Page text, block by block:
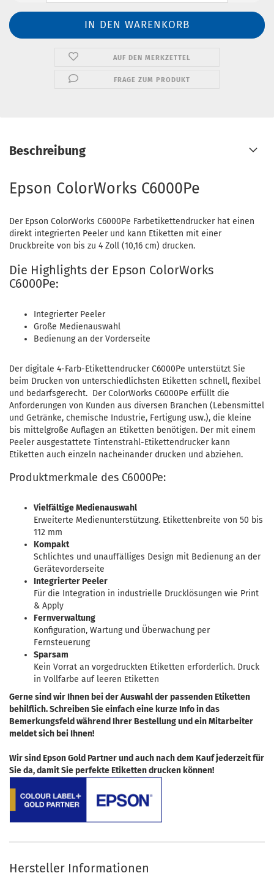
AUF DEN MERKZETTEL
FRAGE ZUM PRODUKT
Beschreibung
Epson ColorWorks C6000Pe
Der Epson ColorWorks C6000Pe Farbetikettendrucker hat einen
direkt integrierten Peeler und kann Etiketten mit einer
Druckbreite von bis zu 4 Zoll (10,16 cm) drucken.
Die Highlights der Epson ColorWorks
C6000Pe:
Integrierter Peeler
Große Medienauswahl
Bedienung an der Vorderseite
Der digitale 4-Farb-Etikettendrucker C6000Pe unterstützt Sie
beim Drucken von unterschiedlichsten Etiketten schnell, flexibel
und bedarfsgerecht. Der ColorWorks C6000Pe erfüllt die
Anforderungen von Kunden aus diversen Branchen (Lebensmittel
und Getränke, chemische Industrie, Fertigung usw.), die kleine
bis mittelgroße Auflagen an Etiketten benötigen. Der mit einem
Peeler ausgestattete Tintenstrahl-Etikettendrucker kann
Etiketten auch einzeln nacheinander drucken und abziehen.
Produktmerkmale des C6000Pe:
Vielfältige Medienauswahl
Erweiterte Medienunterstützung. Etikettenbreite von 50 bis
112 mm
Kompakt
Schlichtes und unauffälliges Design mit Bedienung an der
Gerätevorderseite
Integrierter Peeler
Für die Integration in industrielle Drucklösungen wie Print
& Apply
Fernverwaltung
Konfiguration, Wartung und Überwachung per
Fernsteuerung
Sparsam
Kein Vorrat an vorgedruckten Etiketten erforderlich. Druck
in Vollfarbe auf leeren Etiketten
Gerne sind wir Ihnen bei der Auswahl der passenden Etiketten
behilflich. Schreiben Sie einfach eine kurze Info in das
Bemerkungsfeld während Ihrer Bestellung und ein Mitarbeiter
meldet sich bei Ihnen!
Wir sind Epson Gold Partner und auch nach dem Kauf jederzeit für
Sie da, damit Sie perfekte Etiketten drucken können!
Hersteller Informationen